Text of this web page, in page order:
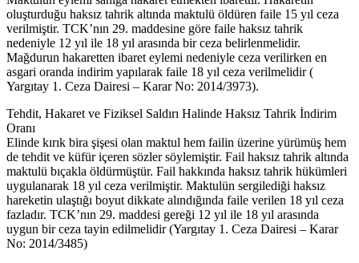
oluşturduğu haksız tahrik altında maktulü öldüren faile 15 yıl ceza
verilmiştir. TCK’nın 29. maddesine göre faile haksız tahrik
nedeniyle 12 yıl ile 18 yıl arasında bir ceza belirlenmelidir.
Mağdurun hakaretten ibaret eylemi nedeniyle ceza verilirken en
asgari oranda indirim yapılarak faile 18 yıl ceza verilmelidir (
Yargıtay 1. Ceza Dairesi – Karar No: 2014/3973).
Tehdit, Hakaret ve Fiziksel Saldırı Halinde Haksız Tahrik İndirim
Oranı
Elinde kırık bira şişesi olan maktul hem failin üzerine yürümüş hem
de tehdit ve küfür içeren sözler söylemiştir. Fail haksız tahrik altında
maktulü bıçakla öldürmüştür. Fail hakkında haksız tahrik hükümleri
uygulanarak 18 yıl ceza verilmiştir. Maktulün sergilediği haksız
hareketin ulaştığı boyut dikkate alındığında faile verilen 18 yıl ceza
fazladır. TCK’nın 29. maddesi gereği 12 yıl ile 18 yıl arasında
uygun bir ceza tayin edilmelidir (Yargıtay 1. Ceza Dairesi – Karar
No: 2014/3485)